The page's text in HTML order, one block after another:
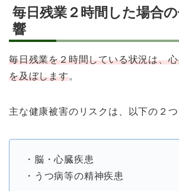
毎日残業２時間した場合
響
毎日残業を２時間している状況は、
を及ぼします。
主な健康被害のリスクは、以下の２つ
・脳・心臓疾患
・うつ病等の精神疾患